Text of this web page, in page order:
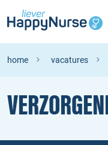
home vacatures